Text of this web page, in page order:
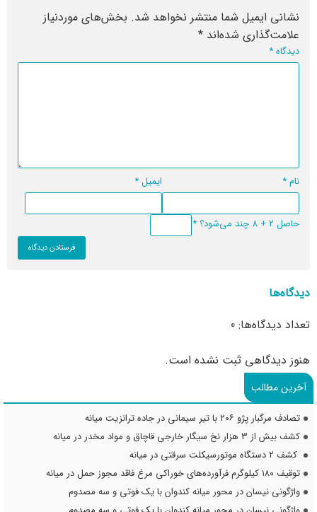
نشانی ایمیل شما منتشر نخواهد شد. بخش‌های موردنیاز
علامت‌گذاری شده‌اند *
دیدگاه*
نام* ایمیل*
حاصل 2 + 8 چند می‌شود؟ *
دیدگاه‌ها
تعداد دیدگاه‌ها: 0
هنوز دیدگاهی ثبت نشده است.
آخرین مطالب
تصادف مرگبار پژو ۲۰۶ با تیر سیمانی در جاده ترانزیت میانه
کشف بیش از ۳ هزار نخ سیگار خارجی قاچاق و مواد مخدر در میانه
کشف ۲ دستگاه موتورسیکلت سرقتی در میانه
توقیف ۱۸۰ کیلوگرم فرآورده‌های خوراکی مرغ فاقد مجوز حمل در میانه
واژگونی نیسان در محور میانه کندوان با یک فوتی و سه مصدوم